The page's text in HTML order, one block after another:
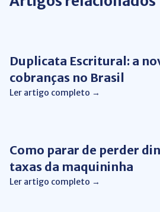
Duplicata Escritural: a
cobranças no Brasil
Ler artigo completo →
Como parar de perder
taxas da maquininha
Ler artigo completo →